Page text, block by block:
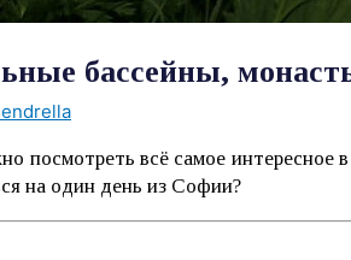
бассейны,
посмотреть всё самое
на один день из Софии?